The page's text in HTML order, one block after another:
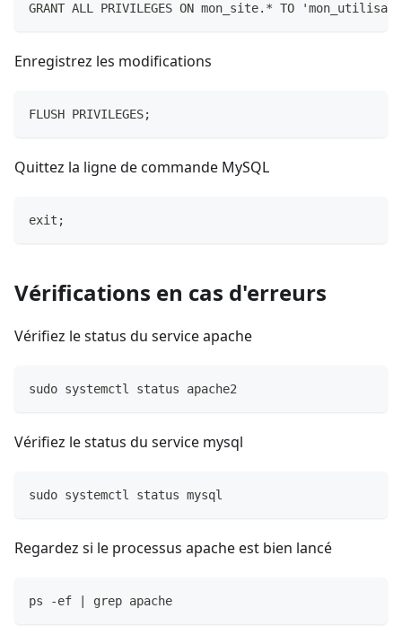
GRANT ALL PRIVILEGES ON mon_site.* TO
Enregistrez les modifications
FLUSH PRIVILEGES;
Quittez la ligne de commande MySQL
exit;
Vérifications en cas d'erreurs
Vérifiez le status du service apache
sudo systemctl status apache2
Vérifiez le status du service mysql
sudo systemctl status mysql
Regardez si le processus apache est bien lancé
ps -ef | grep apache